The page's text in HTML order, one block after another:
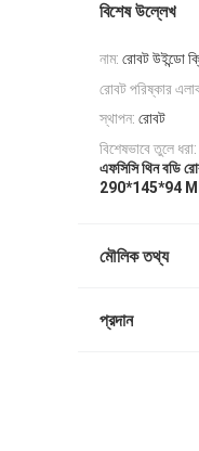
বিশেষ উল্লেখ
নাম: রোবট উইন্ডো
রোবট পরিষ্কার
স্থাপন: রোবট
বিশেষভাবে তুলে ধরা:
এফসিসি থিন বডি
290*145*94
মৌলিক তথ্য
প্রদান